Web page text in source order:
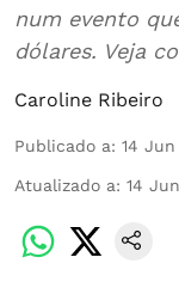
num evento
dólares. Veja
Caroline Ribeiro
Publicado a: 14 Jun
Atualizado a: 14